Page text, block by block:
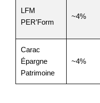
LFM
PER’Form
~4%
Carac
Épargne
Patrimoine
~4%